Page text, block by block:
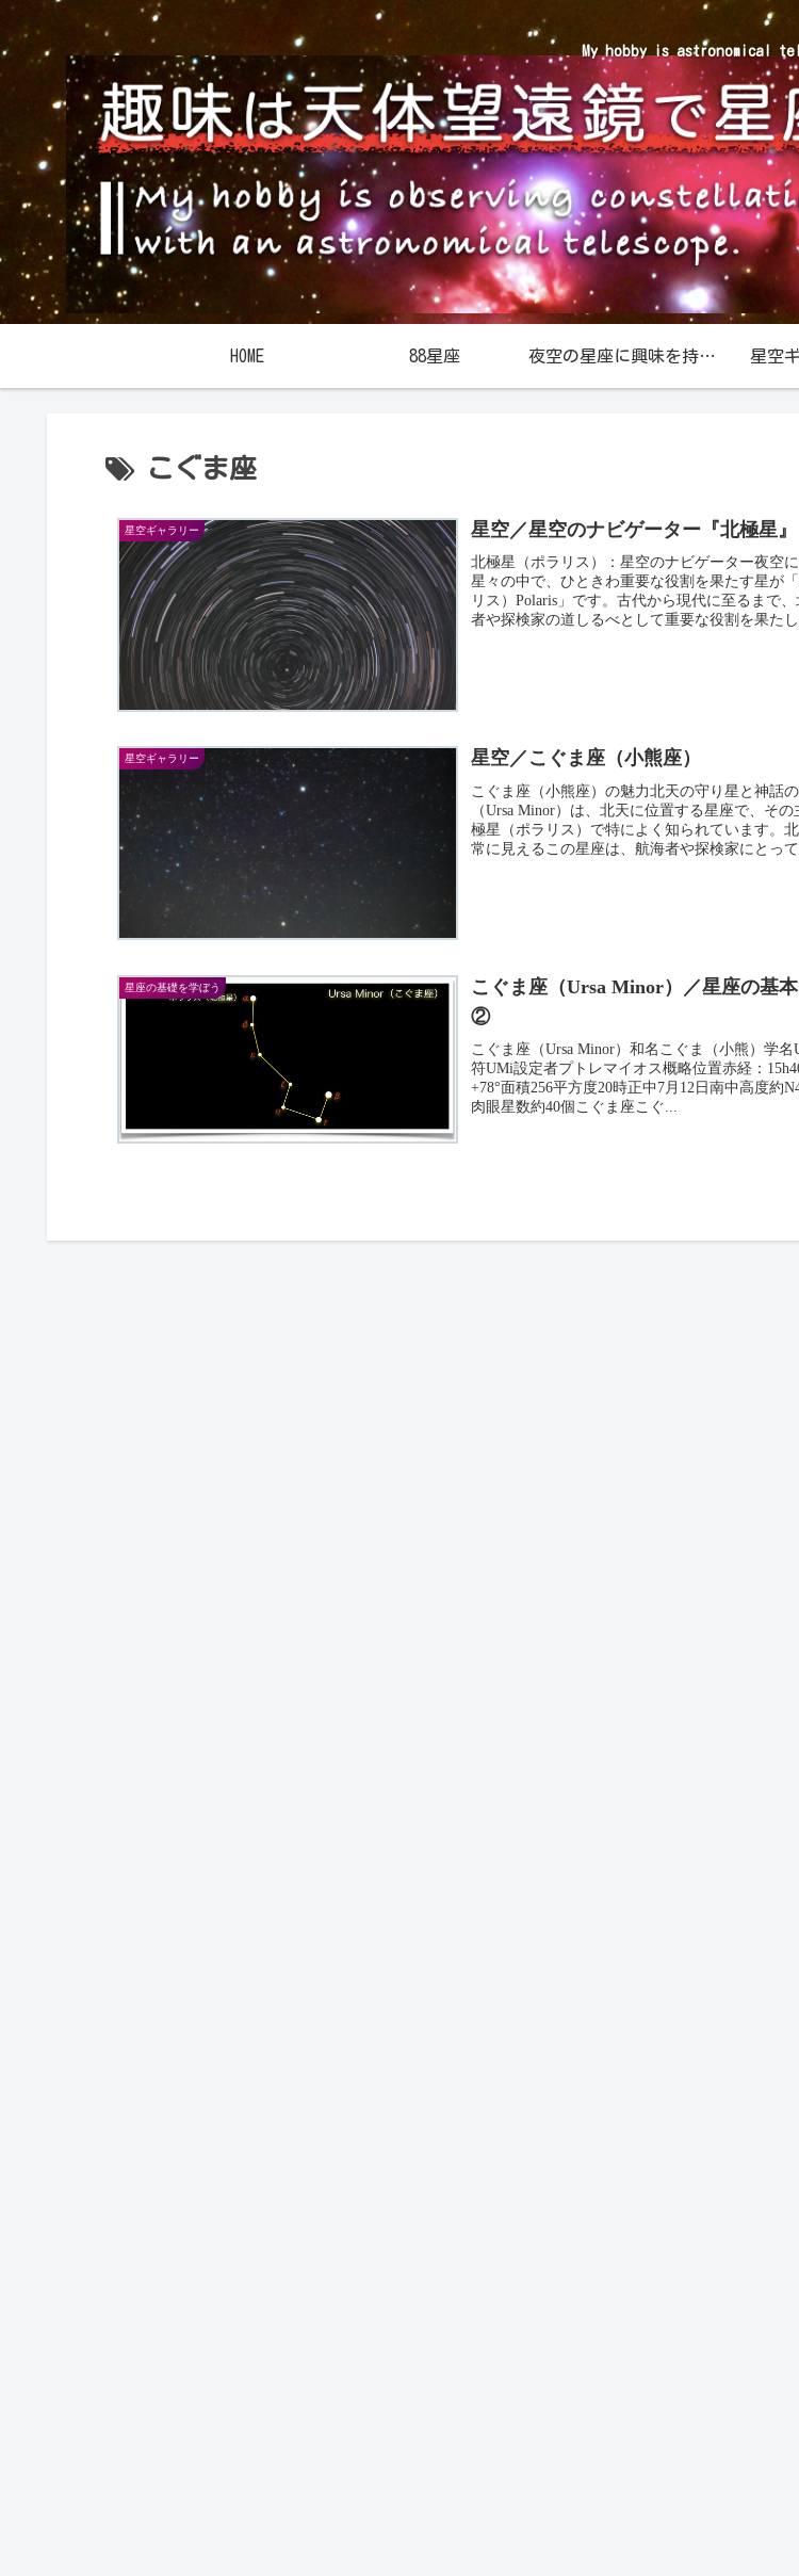
My hobby is astronomical
HOME 88星座 夜空の星座に興味を持ったら 星空
こぐま座
星空ギャラリー 星空／星空のナビゲーター『北極星』
北極星（ポラリス）：星空のナビゲーター夜空
星々の中で、ひときわ重要な役割を果たす星が
リス）Polaris」です。古代から現代に至るまで
者や探検家の道しるべとして重要な役割を果たし
星空ギャラリー 星空／こぐま座（小熊座）
こぐま座（小熊座）の魅力北天の守り星と神話
（Ursa Minor）は、北天に位置する星座で、そ
極星（ポラリス）で特によく知られています。
常に見えるこの星座は、航海者や探検家にとって
星座の基礎を学ぼう
こぐま座（Ursa Minor）／星座の基
②
こぐま座（Ursa Minor）和名こぐま（小熊）学名
符UMi設定者プトレマイオス概略位置赤経：
+78°面積256平方度20時正中7月12日南中高度約
肉眼星数約40個こぐま座こぐ...